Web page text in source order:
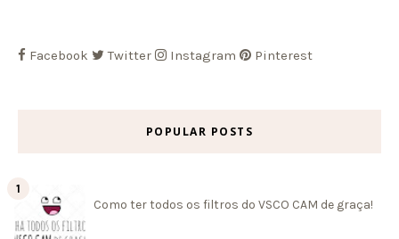
Facebook Twitter Instagram Pinterest
POPULAR POSTS
Como ter todos os filtros do VSCO CAM de graça!